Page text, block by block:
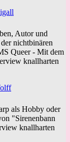
Autor und
nichtbinären
Queer - Mit dem
knallharten
als Hobby oder
"Sirenenbann
knallharten